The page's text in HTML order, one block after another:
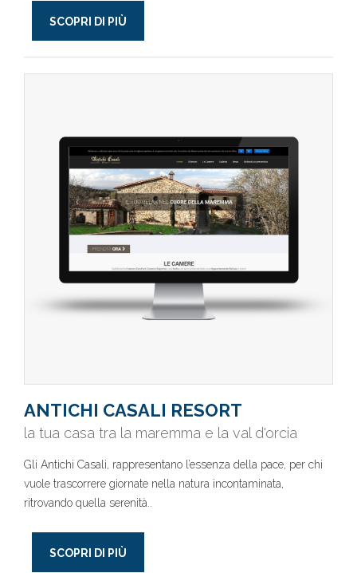
SCOPRI DI PIÙ
ANTICHI CASALI RESORT
la tua casa tra la maremma e la val d'orcia
Gli Antichi Casali, rappresentano l’essenza della pace, per chi
vuole trascorrere giornate nella natura incontaminata,
ritrovando quella serenità..
SCOPRI DI PIÙ